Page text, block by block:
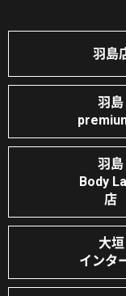
羽島
羽島
羽島
Body
店
大垣
インタ